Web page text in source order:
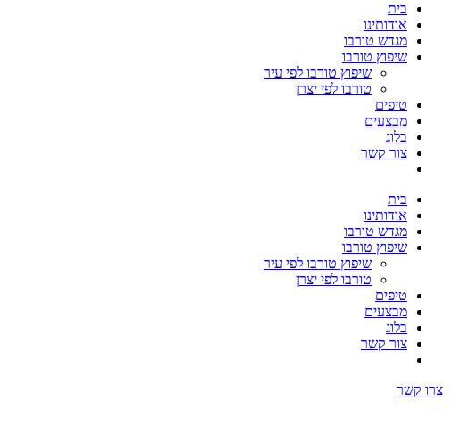
בית
אודותינו
מגדש טורבו
שיפוץ טורבו
שיפוץ טורבו לפי עיר
טורבו לפי יצרן
טיפים
מבצעים
בלוג
צור קשר
בית
אודותינו
מגדש טורבו
שיפוץ טורבו
שיפוץ טורבו לפי עיר
טורבו לפי יצרן
טיפים
מבצעים
בלוג
צור קשר
צרו קשר